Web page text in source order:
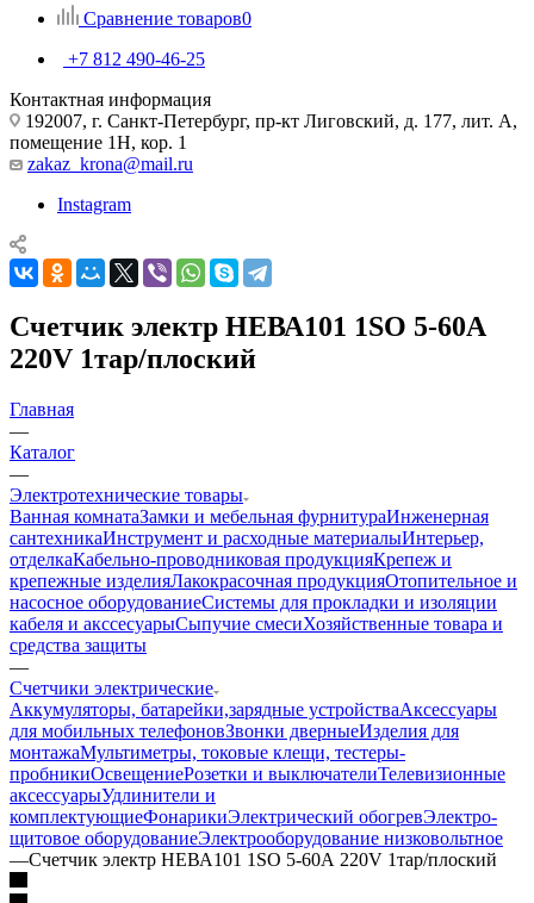
Сравнение товаров0
+7 812 490-46-25
Контактная информация
192007, г. Санкт-Петербург, пр-кт Лиговский, д. 177, лит. А,
помещение 1Н, кор. 1
zakaz_krona@mail.ru
Instagram
Счетчик электр НЕВА101 1SO 5-60А
220V 1тар/плоский
Главная
—
Каталог
—
Электротехнические товары
Ванная комнатаЗамки и мебельная фурнитураИнженерная
сантехникаИнструмент и расходные материалыИнтерьер,
отделкаКабельно-проводниковая продукцияКрепеж и
крепежные изделияЛакокрасочная продукцияОтопительное и
насосное оборудованиеСистемы для прокладки и изоляции
кабеля и акссесуарыСыпучие смесиХозяйственные товара и
средства защиты
—
Счетчики электрические
Аккумуляторы, батарейки,зарядные устройстваАксессуары
для мобильных телефоновЗвонки дверныеИзделия для
монтажаМультиметры, токовые клещи, тестеры-
пробникиОсвещениеРозетки и выключателиТелевизионные
аксессуарыУдлинители и
комплектующиеФонарикиЭлектрический обогревЭлектро-
щитовое оборудованиеЭлектрооборудование низковольтное
—Счетчик электр НЕВА101 1SO 5-60А 220V 1тар/плоский